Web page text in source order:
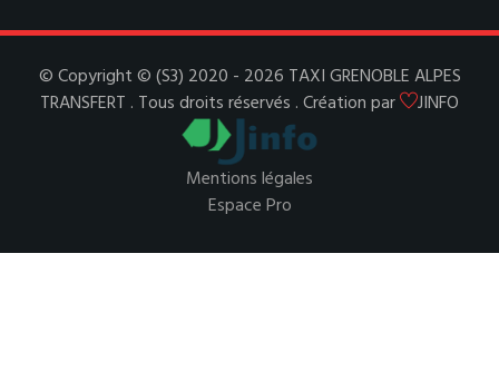
© Copyright © (S3) 2020 - 2026 TAXI GRENOBLE ALPES
TRANSFERT . Tous droits réservés . Création par
JINFO
Mentions légales
Espace Pro